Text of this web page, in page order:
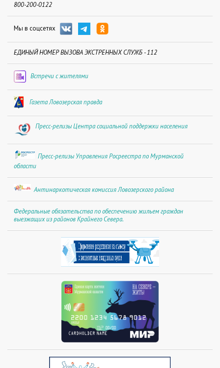
800-200-0122
Мы в соцсетях
ЕДИНЫЙ НОМЕР ВЫЗОВА ЭКСТРЕННЫХ СЛУЖБ - 112
Встречи с жителями
Газета Ловозерская правда
Пресс-релизы Центра социальной поддержки населения
Пресс-релизы Управления Росреестра по Мурманской
области
Антинаркотическая комиссия Ловозерского района
Федеральные обязательства по обеспечению жильем граждан
выезжащих из районов Крайнего Севера.